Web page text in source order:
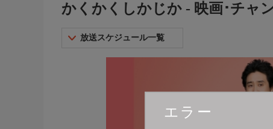
エラー
かくかくしかじか - 映画･チャ
放送スケジュール一覧